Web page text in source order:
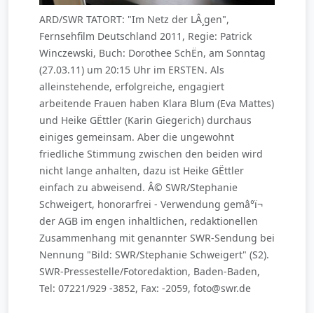
ARD/SWR TATORT: "Im Netz der LÂ¸gen",
Fernsehfilm Deutschland 2011, Regie: Patrick
Winczewski, Buch: Dorothee SchËn, am Sonntag
(27.03.11) um 20:15 Uhr im ERSTEN. Als
alleinstehende, erfolgreiche, engagiert
arbeitende Frauen haben Klara Blum (Eva Mattes)
und Heike GËttler (Karin Giegerich) durchaus
einiges gemeinsam. Aber die ungewohnt
friedliche Stimmung zwischen den beiden wird
nicht lange anhalten, dazu ist Heike GËttler
einfach zu abweisend. Â© SWR/Stephanie
Schweigert, honorarfrei - Verwendung gemâ°ï¬
der AGB im engen inhaltlichen, redaktionellen
Zusammenhang mit genannter SWR-Sendung bei
Nennung "Bild: SWR/Stephanie Schweigert" (S2).
SWR-Pressestelle/Fotoredaktion, Baden-Baden,
Tel: 07221/929 -3852, Fax: -2059, foto@swr.de